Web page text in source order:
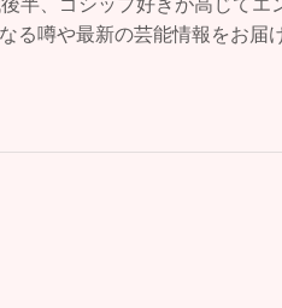
半、ゴシップ好きが高じてエ
る噂や最新の芸能情報をお届